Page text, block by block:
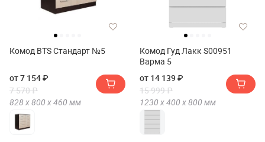
Комод BTS Стандарт №5
от 7 154 ₽
7 570 ₽
828 х800 х460 мм
Комод Гуд Лакк S00951
Варма 5
от 14 139 ₽
15 999 ₽
1230 х400 х800 мм